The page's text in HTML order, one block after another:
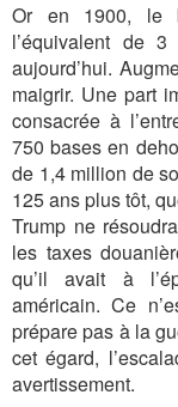
Or en 1900, le
l’équivalent de
aujourd’hui.
maigrir. Une part
consacrée à
750 bases en
de 1,4 million de
125 ans plus tôt,
Trump ne
les taxes
qu’il avait à
américain. Ce
prépare pas à la
cet égard,
avertissement.